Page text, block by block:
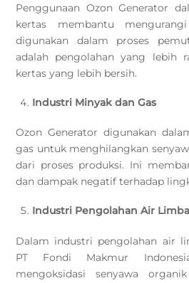
Penggunaan Ozon Generator
kertas membantu
digunakan dalam proses
adalah pengolahan yang lebih
kertas yang lebih bersih.
Industri Minyak dan Gas
Ozon Generator digunakan
gas untuk menghilangkan
dari proses produksi. Ini
dan dampak negatif terhadap
Industri Pengolahan Air
Dalam industri pengolahan air
PT Fondi Makmur
mengoksidasi senyawa